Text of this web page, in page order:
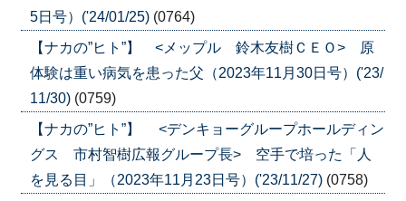
5日号）('24/01/25) (0764)
【ナカの”ヒト”】 <メップル 鈴木友樹ＣＥＯ> 原
体験は重い病気を患った父（2023年11月30日号）('23/
11/30) (0759)
【ナカの”ヒト”】 <デンキョーグループホールディン
グス 市村智樹広報グループ長> 空手で培った「人
を見る目」（2023年11月23日号）('23/11/27) (0758)